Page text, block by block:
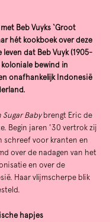
Beb Vuyks ‘Groot
hét kookboek over deze
dat Beb Vuyk (1905-
bewind in
onafhankelijk Indonesië
Sugar Baby brengt Eric de
Begin jaren '30 vertrok zij
schreef voor kranten en
over de nadagen van het
en over de
Haar vlijmscherpe blik
hapjes